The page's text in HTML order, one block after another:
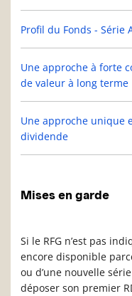
Profil du Fonds - Série
Une approche à forte
de valeur à long terme
Une approche unique
dividende
Mises en garde
Si le RFG n’est pas
encore disponible
ou d’une nouvelle
déposer son premier